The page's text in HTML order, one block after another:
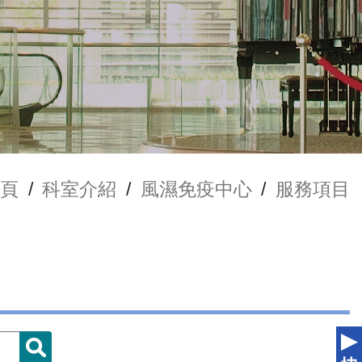
/ 科室介紹 / 風濕免疫中心 / 服務項目